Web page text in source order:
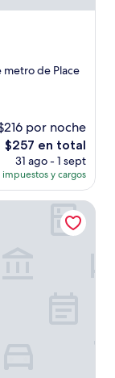
metro de Place
por noche
El
precio
actual
es
de
$257 en total
31 ago - 1 sept
impuestos y cargos